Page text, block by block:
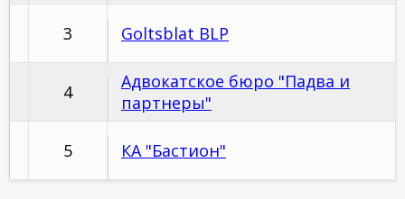
3 Goltsblat BLP
4
Адвокатское бюро "Падва и
партнеры"
5 КА "Бастион"